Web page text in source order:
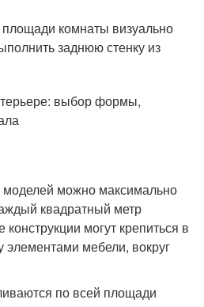
комнаты визуально
заднюю стенку из
можно максимально
квадратный метр
могут крепиться в
элементами мебели, вокруг
по всей площади